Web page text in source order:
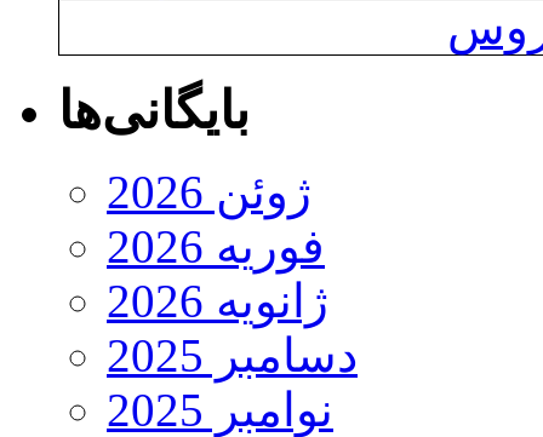
بایگانی‌ها
ژوئن 2026
فوریه 2026
ژانویه 2026
دسامبر 2025
نوامبر 2025